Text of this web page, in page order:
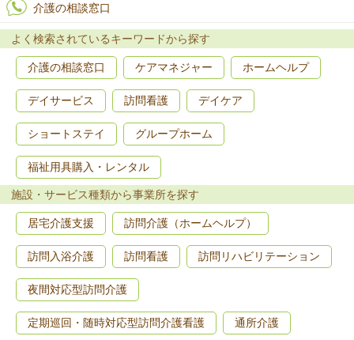
介護の相談窓口
よく検索されているキーワードから探す
介護の相談窓口 ケアマネジャー ホームヘルプ
デイサービス 訪問看護 デイケア
ショートステイ グループホーム
福祉用具購入・レンタル
施設・サービス種類から事業所を探す
居宅介護支援 訪問介護（ホームヘルプ）
訪問入浴介護 訪問看護 訪問リハビリテーション
夜間対応型訪問介護
定期巡回・随時対応型訪問介護看護 通所介護